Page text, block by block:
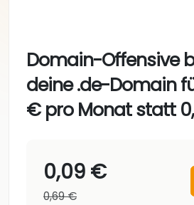
Domain-Offensive
deine .de-Domain
€ pro Monat statt
0,09 €
0,69 €